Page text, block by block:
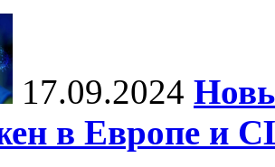
17.09.2024
в Европе и